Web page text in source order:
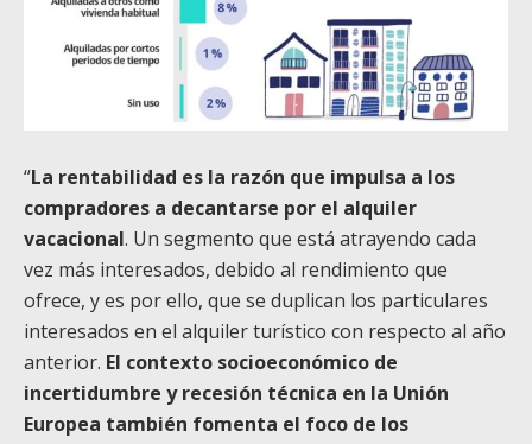
“La rentabilidad es la razón que impulsa a los
compradores a decantarse por el alquiler
vacacional. Un segmento que está atrayendo cada
vez más interesados, debido al rendimiento que
ofrece, y es por ello, que se duplican los particulares
interesados en el alquiler turístico con respecto al año
anterior. El contexto socioeconómico de
incertidumbre y recesión técnica en la Unión
Europea también fomenta el foco de los